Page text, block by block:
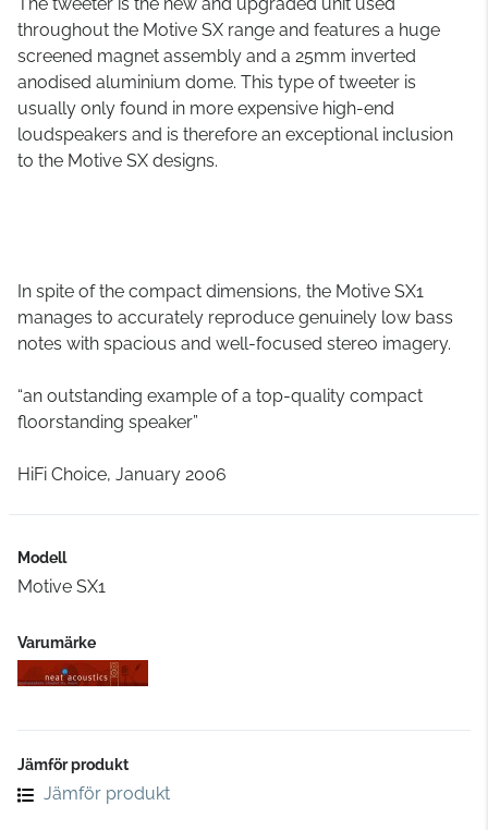
throughout the Motive SX range and features a huge
screened magnet assembly and a 25mm inverted
anodised aluminium dome. This type of tweeter is
usually only found in more expensive high-end
loudspeakers and is therefore an exceptional inclusion
to the Motive SX designs.
In spite of the compact dimensions, the Motive SX1
manages to accurately reproduce genuinely low bass
notes with spacious and well-focused stereo imagery.
“an outstanding example of a top-quality compact
floorstanding speaker”
HiFi Choice, January 2006
Modell
Motive SX1
Varumärke
Jämför produkt
Jämför produkt